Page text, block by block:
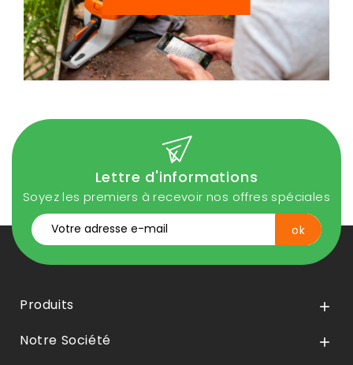
Lettre d'informations
Soyez les premiers à recevoir nos offres spéciales
Produits 
Notre Société 